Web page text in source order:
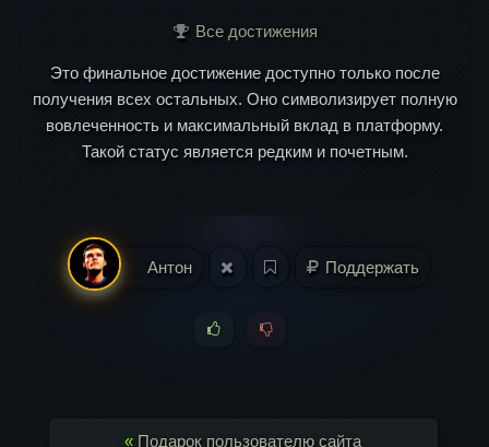
Все достижения
Это финальное достижение доступно только после
получения всех остальных. Оно символизирует полную
вовлеченность и максимальный вклад в платформу.
Такой статус является редким и почетным.
Антон Поддержать
« Подарок пользователю сайта